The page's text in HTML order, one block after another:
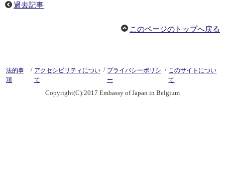
過去記事
このページのトップへ戻る
法的事
項
/ アクセシビリティについ
て
/ プライバシーポリシ
ー
/ このサイトについ
て
Copyright(C):2017 Embassy of Japan in Belgium